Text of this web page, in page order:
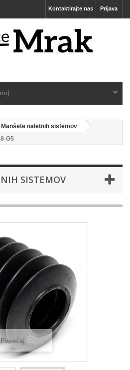
Prijava
Kontaktirajte nas
Manšete naletnih sistemov
G5
SISTEMOV
Povečaj